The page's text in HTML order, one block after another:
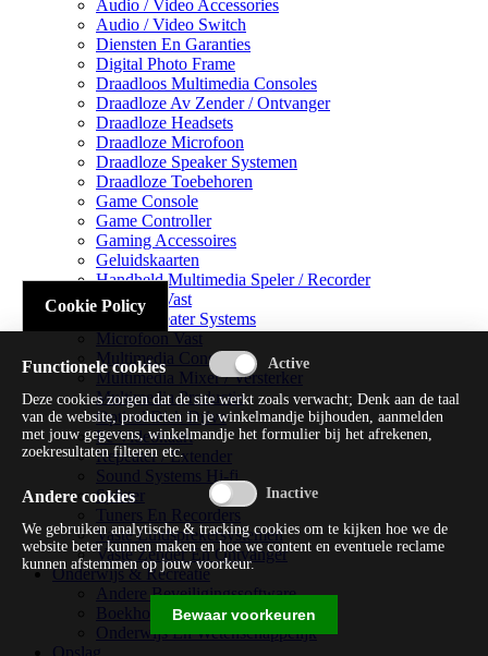
Audio / Video Accessories
Audio / Video Switch
Diensten En Garanties
Digital Photo Frame
Draadloos Multimedia Consoles
Draadloze Av Zender / Ontvanger
Draadloze Headsets
Draadloze Microfoon
Draadloze Speaker Systemen
Draadloze Toebehoren
Game Console
Game Controller
Gaming Accessoires
Geluidskaarten
Handheld Multimedia Speler / Recorder
Headsets Vast
Home Theater Systems
Microfoon Vast
Multimedia Consoles
Multimedia Mixer / Versterker
Multimedia Productie
Optical Disk Drive
Pc Videokaart
Repeater / Extender
Sound Systems Hi-fi
Splitter
Tuners En Recorders
Vaste Luidsprekersystemen
Vaste Zender En Ontvanger
Onderwijs & Recreatie
Andere Beveiligingssoftware
Boekhouding / Financiën
Onderwijs En Wetenschappelijk
Cookie Policy
Functionele cookies
Deze cookies zorgen dat de site werkt zoals verwacht; Denk aan de taal
van de website, producten in je winkelmandje bijhouden, aanmelden
met jouw gegevens, winkelmandje het formulier bij het afrekenen,
zoekresultaten filteren etc.
Andere cookies
We gebruiken analytische & tracking cookies om te kijken hoe we de
website beter kunnen maken en hoe we content en eventuele reclame
kunnen afstemmen op jouw voorkeur.
Bewaar voorkeuren